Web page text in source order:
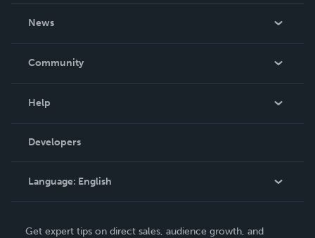
News
In The News
Community
Podcast
Help
Order Lookup
Knowledge Base
Contact Support
Developers
Language: English
Get expert tips on direct sales, audience growth, and